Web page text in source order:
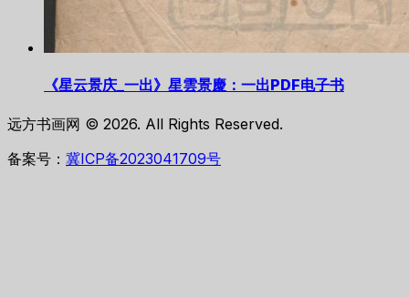
《星云景庆_一出》星雲景慶：一出PDF电子书
远方书画网 © 2026. All Rights Reserved.
备案号： 冀ICP备2023041709号